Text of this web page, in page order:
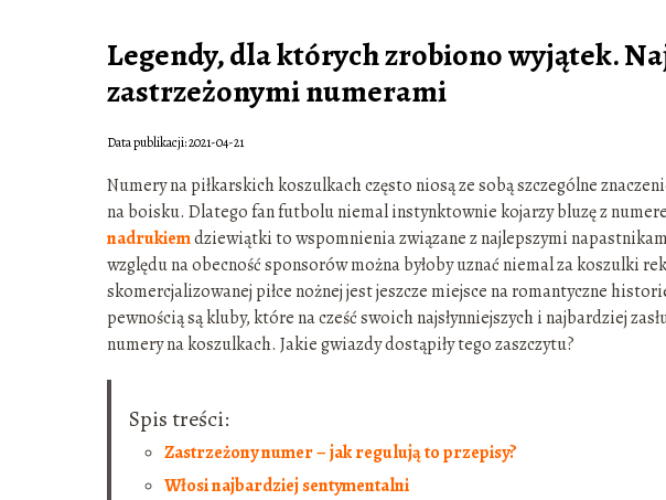
Legendy, dla których zrobiono wyjątek.
zastrzeżonymi numerami
Data publikacji: 2021-04-21
Numery na piłkarskich koszulkach często niosą ze sobą szczególne
na boisku. Dlatego fan futbolu niemal instynktownie kojarzy bluzę z
nadrukiemdziewiątki to wspomnienia związane z najlepszymi
względu na obecność sponsorów można byłoby uznać niemal za koszulki
skomercjalizowanej piłce nożnej jest jeszcze miejsce na romantyczne
pewnością są kluby, które na cześć swoich najsłynniejszych i najbardziej
numery na koszulkach. Jakie gwiazdy dostąpiły tego zaszczytu?
Spis treści:
Zastrzeżony numer – jak regulują to przepisy?
Włosi najbardziej sentymentalni